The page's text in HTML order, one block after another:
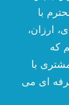
با
ارزان،
که
با
ای می